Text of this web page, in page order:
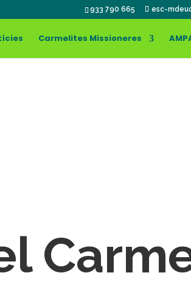
933 790 665 esc-
Carmelites Missioneres